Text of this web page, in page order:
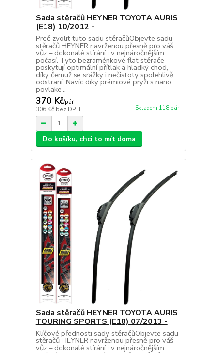
Sada stěračů HEYNER TOYOTA AURIS
(E18) 10/2012 -
Proč zvolit tuto sadu stěračůObjevte sadu
stěračů HEYNER navrženou přesně pro váš
vůz – dokonalé stírání i v nejnáročnějším
počasí. Tyto bezraménkové flat stěrače
poskytují optimální přítlak a hladký chod,
díky čemuž se srážky i nečistoty spolehlivě
odstraní. Navíc díky prémiové pryži s nano
povlake...
370 Kč/pár
306 Kč bez DPH Skladem 118 pár
Do košíku, chci to mít doma
Sada stěračů HEYNER TOYOTA AURIS
TOURING SPORTS (E18) 07/2013 -
Klíčové přednosti sady stěračůObjevte sadu
stěračů HEYNER navrženou přesně pro váš
vůz – dokonalé stírání i v nejnáročnějším